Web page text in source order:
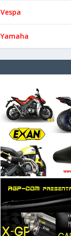
Vespa
Yamaha